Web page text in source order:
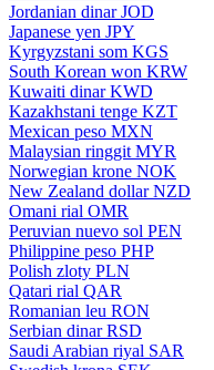
Jordanian dinar JOD
Japanese yen JPY
Kyrgyzstani som KGS
South Korean won KRW
Kuwaiti dinar KWD
Kazakhstani tenge KZT
Mexican peso MXN
Malaysian ringgit MYR
Norwegian krone NOK
New Zealand dollar NZD
Omani rial OMR
Peruvian nuevo sol PEN
Philippine peso PHP
Polish zloty PLN
Qatari rial QAR
Romanian leu RON
Serbian dinar RSD
Saudi Arabian riyal SAR